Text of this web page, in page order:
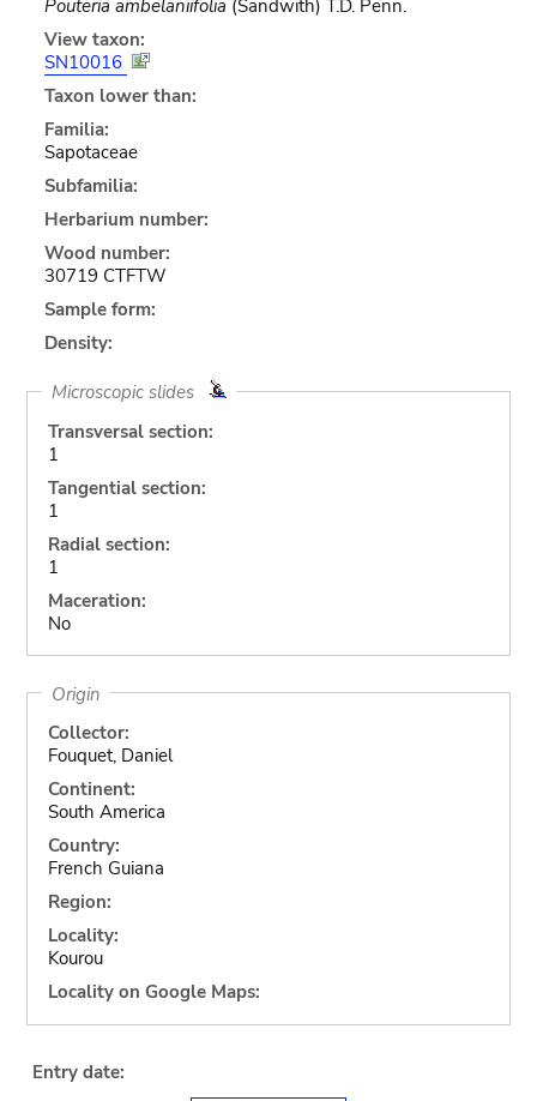
Pouteria ambelaniifolia (Sandwith) T.D. Penn.
View taxon:
SN10016
Taxon lower than:
Familia:
Sapotaceae
Subfamilia:
Herbarium number:
Wood number:
30719 CTFTW
Sample form:
Density:
Microscopic slides
Transversal section:
1
Tangential section:
1
Radial section:
1
Maceration:
No
Origin
Collector:
Fouquet, Daniel
Continent:
South America
Country:
French Guiana
Region:
Locality:
Kourou
Locality on Google Maps:
Entry date: